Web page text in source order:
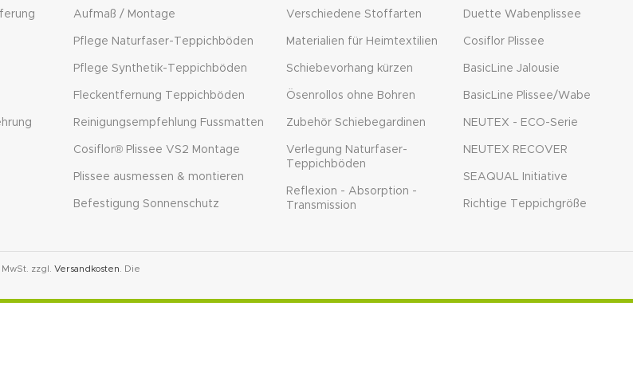
Aufmaß / Montage
Pflege Naturfaser-Teppichböden
Pflege Synthetik-Teppichböden
Fleckentfernung Teppichböden
Reinigungsempfehlung Fussmatten
Cosiflor® Plissee VS2 Montage
Plissee ausmessen & montieren
Befestigung Sonnenschutz
Verschiedene Stoffarten
Materialien für Heimtextilien
Schiebevorhang kürzen
Ösenrollos ohne Bohren
Zubehör Schiebegardinen
Verlegung Naturfaser-
Teppichböden
Reflexion - Absorption -
Transmission
Duette Wabenplissee
Cosiflor Plissee
BasicLine Jalousie
BasicLine Plissee/Wabe
NEUTEX - ECO-Serie
NEUTEX RECOVER
SEAQUAL Initiative
Richtige Teppichgröße
zzgl. Versandkosten . Die